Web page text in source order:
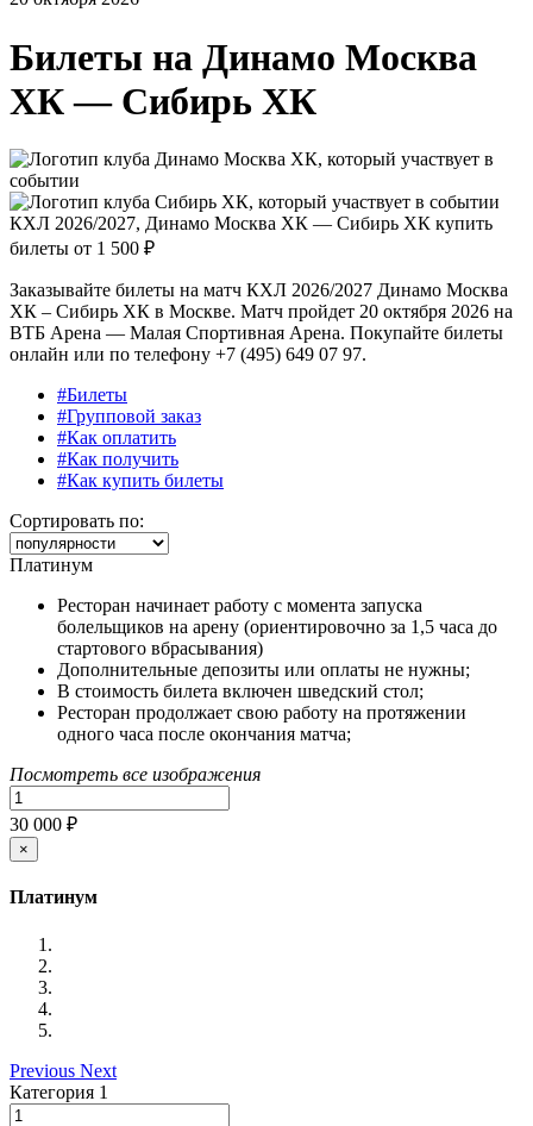
Билеты на Динамо Москва
ХК — Сибирь ХК
КХЛ 2026/2027, Динамо Москва ХК — Сибирь ХК купить
билеты от 1 500 ₽
Заказывайте билеты на матч КХЛ 2026/2027 Динамо Москва
ХК – Сибирь ХК в Москве. Матч пройдет 20 октября 2026 на
ВТБ Арена — Малая Спортивная Арена. Покупайте билеты
онлайн или по телефону +7 (495) 649 07 97.
#Билеты
#Групповой заказ
#Как оплатить
#Как получить
#Как купить билеты
Сортировать по:
Платинум
Ресторан начинает работу с момента запуска
болельщиков на арену (ориентировочно за 1,5 часа до
стартового вбрасывания)
Дополнительные депозиты или оплаты не нужны;
В стоимость билета включен шведский стол;
Ресторан продолжает свою работу на протяжении
одного часа после окончания матча;
Посмотреть все изображения
30 000 ₽
×
Платинум
Previous Next
Категория 1